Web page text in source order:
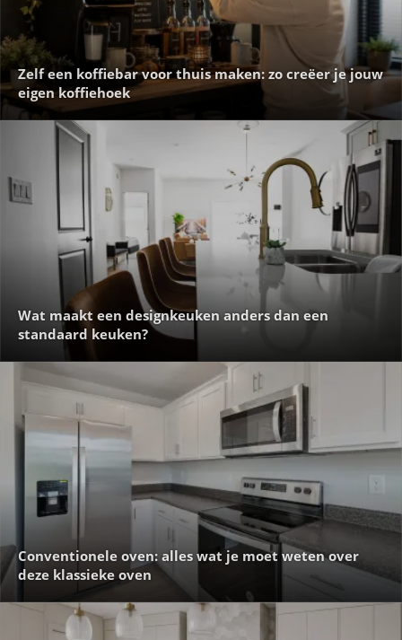
Zelf een koffiebar voor thuis maken: zo creëer je jouw
eigen koffiehoek
Wat maakt een designkeuken anders dan een
standaard keuken?
Conventionele oven: alles wat je moet weten over
deze klassieke oven